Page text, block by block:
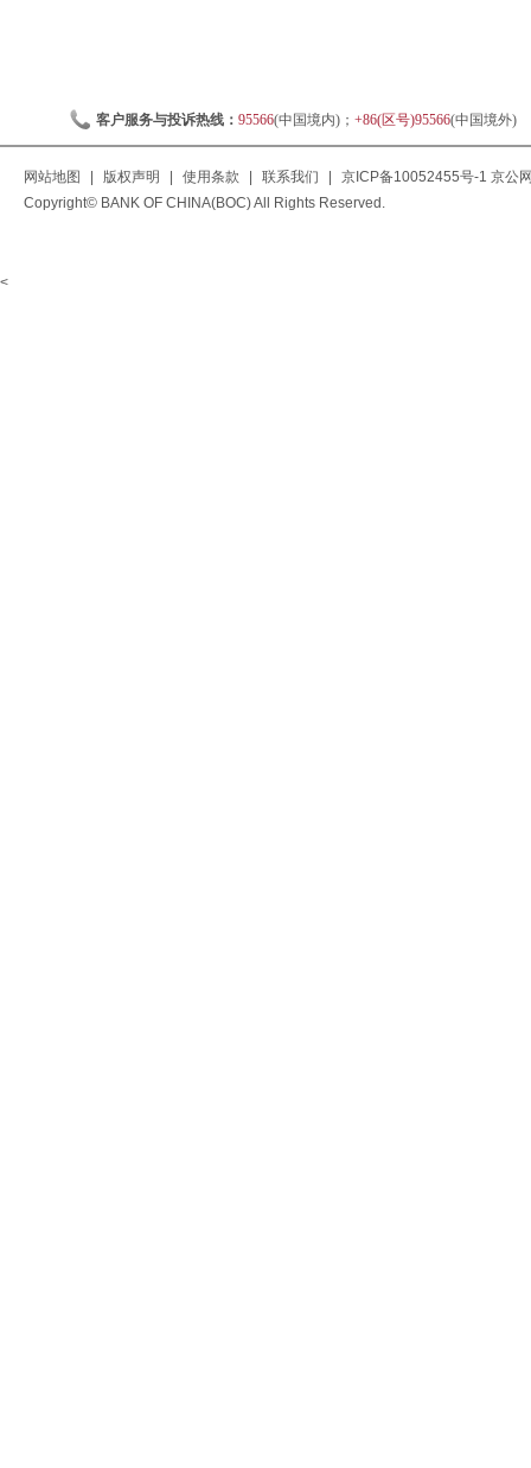
客户服务与投诉热线： 95566(中国境内)； +86(区号)95566(中国境外)
网站地图 版权声明 使用条款 联系我们 京ICP备10052455号-1 京公
Copyright© BANK OF CHINA(BOC) All Rights Reserved.
<